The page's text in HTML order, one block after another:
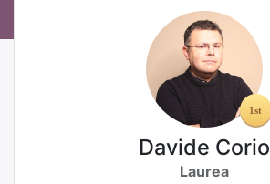
Davide Corio
Laurea